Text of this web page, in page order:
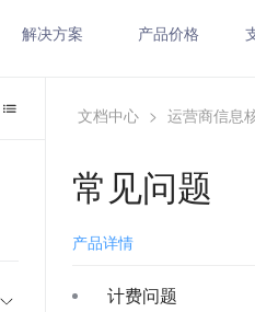
解决方案 产品价格
文档中心 > 运营商信息
常见问题
产品详情
计费问题